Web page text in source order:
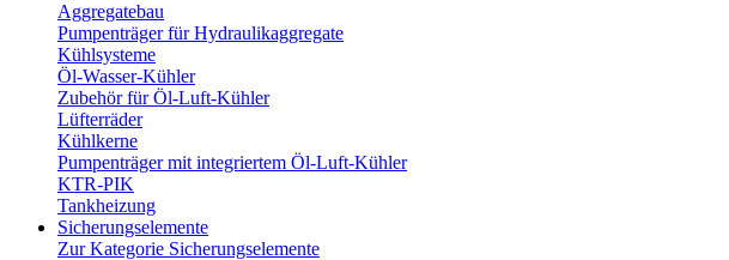
Aggregatebau
Pumpenträger für Hydraulikaggregate
Kühlsysteme
Öl-Wasser-Kühler
Zubehör für Öl-Luft-Kühler
Lüfterräder
Kühlkerne
Pumpenträger mit integriertem Öl-Luft-Kühler
KTR-PIK
Tankheizung
Sicherungselemente
Zur Kategorie Sicherungselemente